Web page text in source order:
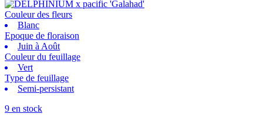
Couleur des fleurs
Blanc
Epoque de floraison
Juin à Août
Couleur du feuillage
Vert
Type de feuillage
Semi-persistant
9 en stock